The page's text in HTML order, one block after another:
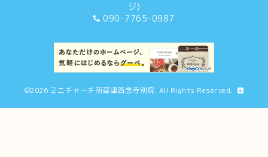
ジ)
090-7765-0987
©2026 ミニチャーチ南草津西念寺別院. All Rights Reserved.